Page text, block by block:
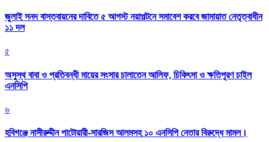
জুলাই সনদ বাস্তবায়নের দাবিতে ৫ আগস্ট নয়াপল্টনে সমাবেশ করবে জামায়াত নেতৃত্বাধীন
১১ দল
৫
অসুস্থ বাবা ও প্রতিবন্ধী মায়ের সংসার চালাতেন আলিফ, চিকিৎসা ও ক্ষতিপূরণ চাইল
এনসিপি
৬
হবিগঞ্জে নাসীরুদ্দীন পাটোয়ারী-সারজিস আলমসহ ১০ এনসিপি নেতার বিরুদ্ধে মামল।